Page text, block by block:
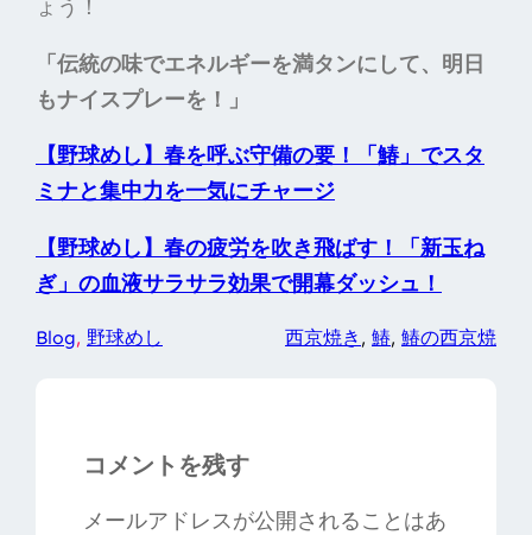
ょう！
「伝統の味でエネルギーを満タンにして、明日
もナイスプレーを！」
【野球めし】春を呼ぶ守備の要！「鰆」でスタ
ミナと集中力を一気にチャージ
【野球めし】春の疲労を吹き飛ばす！「新玉ね
ぎ」の血液サラサラ効果で開幕ダッシュ！
Blog, 野球めし 西京焼き , 鰆, 鰆の西京焼
コメントを残す
メールアドレスが公開されることはあ